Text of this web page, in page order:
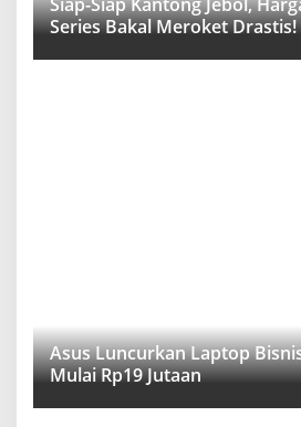
Series Bakal Meroket Drastis!
Asus Luncurkan Laptop
Mulai Rp19 Jutaan